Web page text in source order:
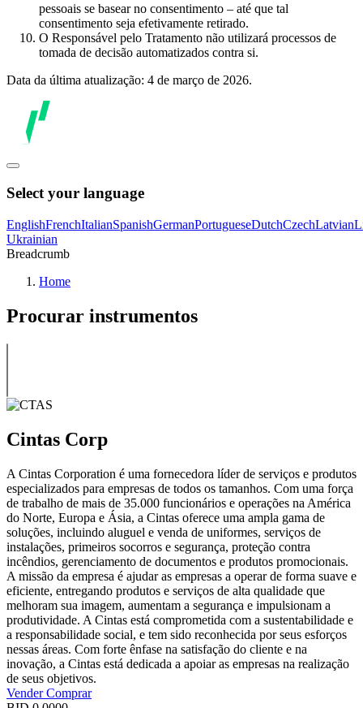
pessoais se basear no consentimento – até que tal
consentimento seja efetivamente retirado.
O Responsável pelo Tratamento não utilizará processos de
tomada de decisão automatizados contra si.
Data da última atualização: 4 de março de 2026.
Select your language
EnglishFrenchItalianSpanishGermanPortugueseDutchCzechLatvian
Ukrainian
Breadcrumb
Home
Procurar instrumentos
Cintas Corp
A Cintas Corporation é uma fornecedora líder de serviços e produtos
especializados para empresas de todos os tamanhos. Com uma força
de trabalho de mais de 35.000 funcionários e operações na América
do Norte, Europa e Ásia, a Cintas oferece uma ampla gama de
soluções, incluindo aluguel e venda de uniformes, serviços de
instalações, primeiros socorros e segurança, proteção contra
incêndios, gerenciamento de documentos e produtos promocionais.
A missão da empresa é ajudar as empresas a operar de forma suave e
eficiente, entregando produtos e serviços de alta qualidade que
melhoram sua imagem, aumentam a segurança e impulsionam a
produtividade. A Cintas está comprometida com a sustentabilidade e
a responsabilidade social, e tem sido reconhecida por seus esforços
nessas áreas. Com forte ênfase na satisfação do cliente e na
inovação, a Cintas está dedicada a apoiar as empresas na realização
de seus objetivos.
VenderComprar